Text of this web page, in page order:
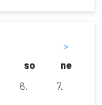
>
so
ne
6.
7.